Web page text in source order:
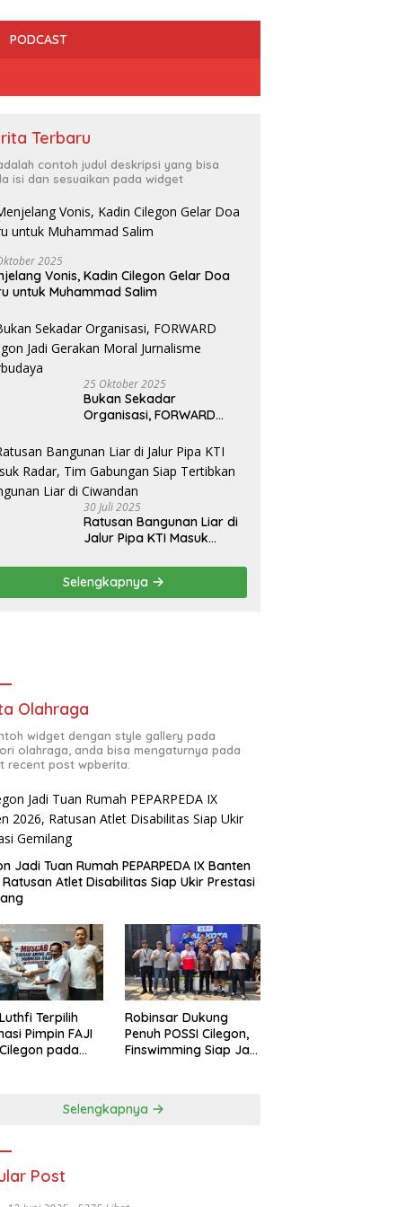
PODCAST
Perda, Tempat
Bermasalah Jadi
Pimpin FAJI Kota Cilegon pada
Muscab I 2026
Terbaru
contoh judul deskripsi yang bisa
isi dan sesuaikan pada widget
2025
Vonis, Kadin Cilegon Gelar Doa
untuk Muhammad Salim
25 Oktober 2025
Bukan Sekadar
Organisasi, FORWARD
Moral Jurnalisme
Berbudaya
30 Juli 2025
Ratusan Bangunan Liar di
Jalur Pipa KTI Masuk
Tertibkan Bangunan Liar di
Ciwandan
Selengkapnya
Olahraga
widget dengan style gallery pada
olahraga, anda bisa mengaturnya pada
recent post wpberita.
Jadi Tuan Rumah PEPARPEDA IX Banten
Ratusan Atlet Disabilitas Siap Ukir Prestasi
Terpilih
Pimpin FAJI
pada
Robinsar Dukung
Penuh POSSI Cilegon,
Finswimming Siap Jadi
Selengkapnya
Post